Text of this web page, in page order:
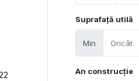
Suprafață utilă
Min
An construcție